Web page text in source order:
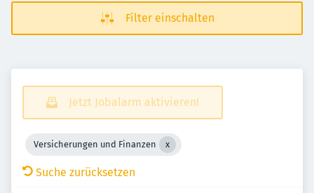
Filter einschalten
Jetzt Jobalarm aktivieren!
Versicherungen und Finanzen
Suche zurücksetzen